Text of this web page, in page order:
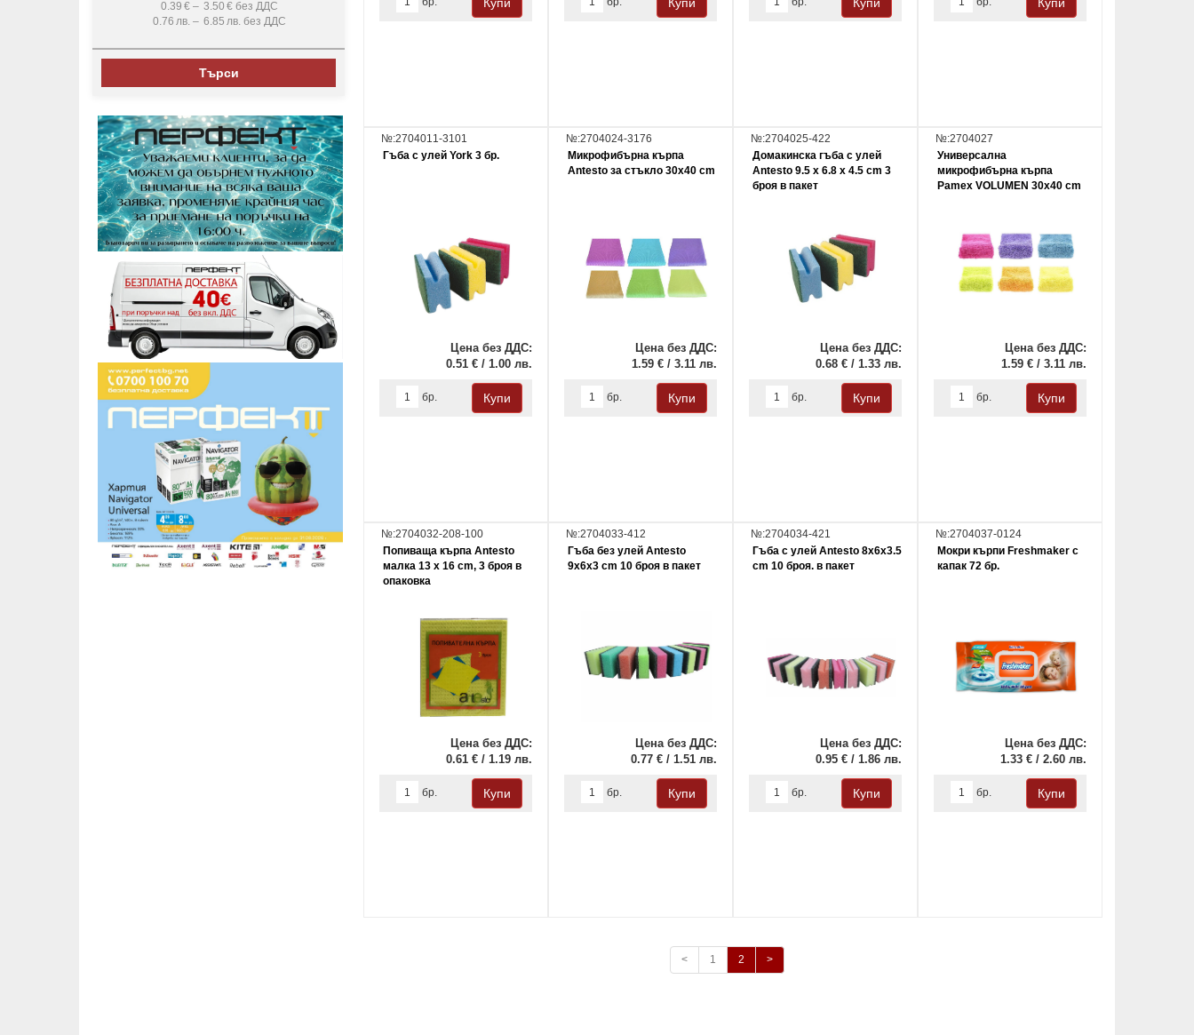
0.39 € – 3.50 € без ДДС
0.76 лв. – 6.85 лв. без ДДС
Търси
№:2704011-3101
Гъба с улей York 3 бр.
Цена без ДДС:
0.51 € / 1.00 лв.
бр.
№:2704024-3176
Микрофибърна кърпа
Antesto за стъкло 30х40 cm
Цена без ДДС:
1.59 € / 3.11 лв.
бр.
№:2704025-422
Домакинска гъба с улей
Antesto 9.5 х 6.8 х 4.5 cm 3
броя в пакет
Цена без ДДС:
0.68 € / 1.33 лв.
бр.
№:2704027
Универсална
микрофибърна кърпа
Pamex VOLUMEN 30х40 cm
Цена без ДДС:
1.59 € / 3.11 лв.
бр.
№:2704032-208-100
Попиваща кърпа Antesto
малка 13 х 16 cm, 3 броя в
опаковка
Цена без ДДС:
0.61 € / 1.19 лв.
бр.
№:2704033-412
Гъба без улей Antesto
9х6х3 cm 10 броя в пакет
Цена без ДДС:
0.77 € / 1.51 лв.
бр.
№:2704034-421
Гъба с улей Antesto 8х6х3.5
cm 10 броя. в пакет
Цена без ДДС:
0.95 € / 1.86 лв.
бр.
№:2704037-0124
Мокри кърпи Freshmaker с
капак 72 бр.
Цена без ДДС:
1.33 € / 2.60 лв.
бр.
< 1 2 >